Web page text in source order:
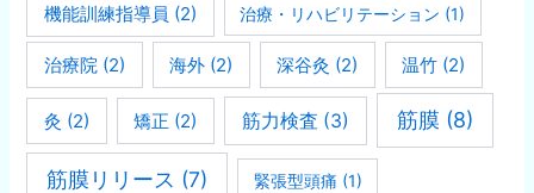
機能訓練指導員 (2) 治療・リハビリテーション (1)
治療院 (2) 海外 (2) 深谷灸 (2) 温竹 (2)
灸 (2) 矯正 (2) 筋力検査 (3) 筋膜 (8)
筋膜リリース (7) 緊張型頭痛 (1)